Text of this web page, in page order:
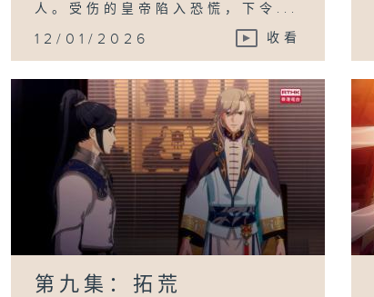
人。受伤的皇帝陷入恐慌，下令...
12/01/2026 收看
第九集：拓荒